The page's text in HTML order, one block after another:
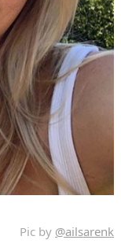
Pic by @ailsarenk